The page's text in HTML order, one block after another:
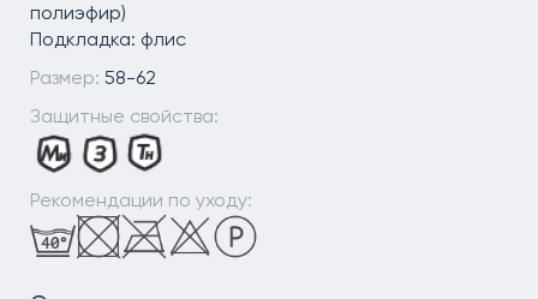
полиэфир)
Подкладка: флис
Размер: 58-62
Защитные свойства:
Рекомендации по уходу: